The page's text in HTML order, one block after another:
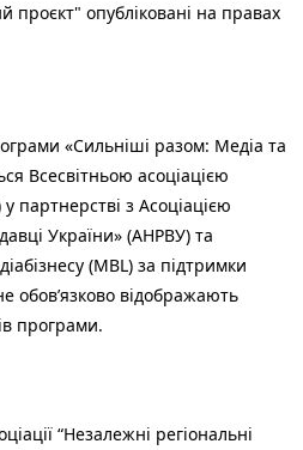
проєкт" опубліковані на правах
«Сильніші разом: Медіа та
Всесвітньою асоціацією
партнерстві з Асоціацією
України» (АНРВУ) та
(MBL) за підтримки
обов’язково відображають
програми.
“Незалежні регіональні